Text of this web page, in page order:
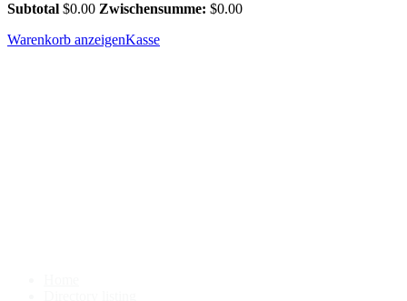
Subtotal $0.00 Zwischensumme: $0.00
Warenkorb anzeigenKasse